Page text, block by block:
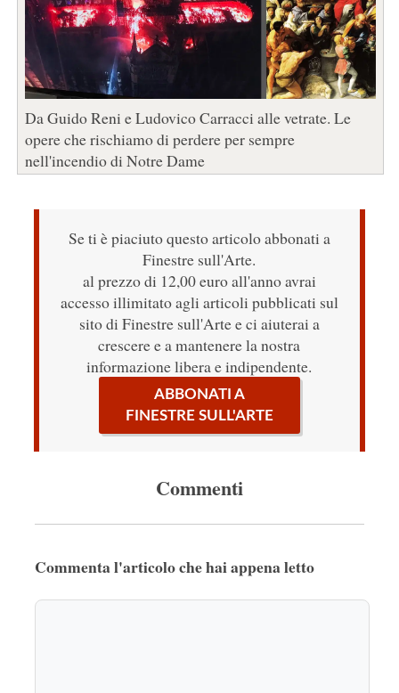
Da Guido Reni e Ludovico Carracci alle vetrate. Le
opere che rischiamo di perdere per sempre
nell'incendio di Notre Dame
Se ti è piaciuto questo articolo abbonati a
Finestre sull'Arte.
al prezzo di 12,00 euro all'anno avrai
accesso illimitato agli articoli pubblicati sul
sito di Finestre sull'Arte e ci aiuterai a
crescere e a mantenere la nostra
informazione libera e indipendente.
ABBONATI A
FINESTRE SULL'ARTE
Commenti
Commenta l'articolo che hai appena letto